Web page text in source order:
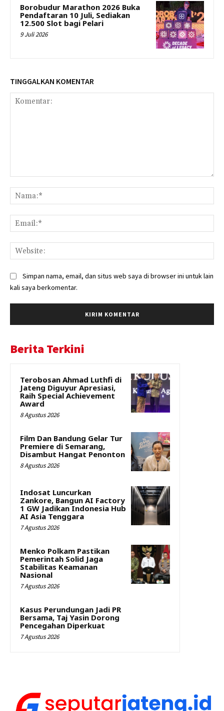
Borobudur Marathon 2026 Buka
Pendaftaran 10 Juli, Sediakan
12.500 Slot bagi Pelari
9 Juli 2026
TINGGALKAN KOMENTAR
Simpan nama, email, dan situs web saya di browser ini untuk lain
kali saya berkomentar.
Berita Terkini
Terobosan Ahmad Luthfi di
Jateng Diguyur Apresiasi,
Raih Special Achievement
Award
8 Agustus 2026
Film Dan Bandung Gelar Tur
Premiere di Semarang,
Disambut Hangat Penonton
8 Agustus 2026
Indosat Luncurkan
Zankore, Bangun AI Factory
1 GW Jadikan Indonesia Hub
AI Asia Tenggara
7 Agustus 2026
Menko Polkam Pastikan
Pemerintah Solid Jaga
Stabilitas Keamanan
Nasional
7 Agustus 2026
Kasus Perundungan Jadi PR
Bersama, Taj Yasin Dorong
Pencegahan Diperkuat
7 Agustus 2026